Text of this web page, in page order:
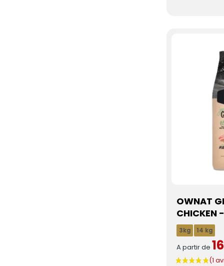
OWNAT
CHICKEN
3kg 14 kg
A partir de